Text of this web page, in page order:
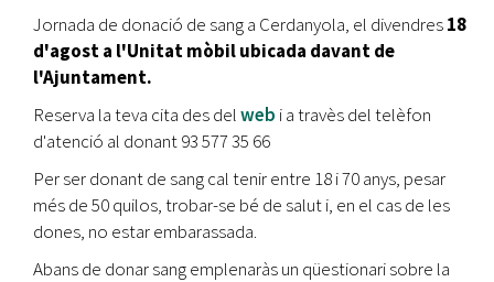
Jornada de donació de sang a Cerdanyola, el divendres18
d'agost a l'Unitat mòbil ubicada davant de
l'Ajuntament.
Reserva la teva cita des delweb i a travès del telèfon
d'atenció al donant 93 577 35 66
Per ser donant de sang cal tenir entre 18 i 70 anys, pesar
més de 50 quilos, trobar-se bé de salut i, en el cas de les
dones, no estar embarassada.
Abans de donar sang emplenaràs un qüestionari sobre la